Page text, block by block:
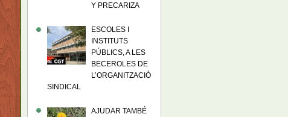
Y PRECARIZA
ESCOLES I
INSTITUTS
PÚBLICS, A LES
BECEROLES DE
L’ORGANITZACIÓ
SINDICAL
AJUDAR TAMBÉ